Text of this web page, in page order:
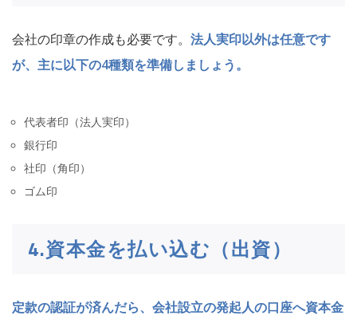
会社の印章の作成も必要です。 法人実印以外は任意です
が、主に以下の4種類を準備しましょう。
代表者印（法人実印）
銀行印
社印（角印）
ゴム印
4.資本金を払い込む（出資）
定款の認証が済んだら、会社設立の発起人の口座へ資本金